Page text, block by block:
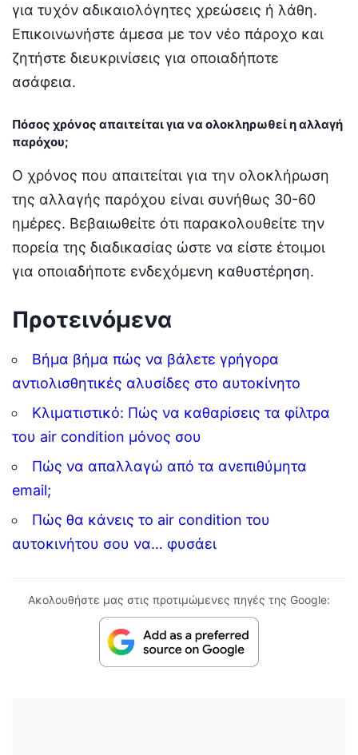
για τυχόν αδικαιολόγητες χρεώσεις ή λάθη.
Επικοινωνήστε άμεσα με τον νέο πάροχο και
ζητήστε διευκρινίσεις για οποιαδήποτε
ασάφεια.
Πόσος χρόνος απαιτείται για να ολοκληρωθεί η αλλαγή
παρόχου;
Ο χρόνος που απαιτείται για την ολοκλήρωση
της αλλαγής παρόχου είναι συνήθως 30-60
ημέρες. Βεβαιωθείτε ότι παρακολουθείτε την
πορεία της διαδικασίας ώστε να είστε έτοιμοι
για οποιαδήποτε ενδεχόμενη καθυστέρηση.
Προτεινόμενα
Βήμα βήμα πώς να βάλετε γρήγορα
αντιολισθητικές αλυσίδες στο αυτοκίνητο
Κλιματιστικό: Πώς να καθαρίσεις τα φίλτρα
του air condition μόνος σου
Πώς να απαλλαγώ από τα ανεπιθύμητα
email;
Πώς θα κάνεις το air condition του
αυτοκινήτου σου να… φυσάει
Ακολουθήστε μας στις προτιμώμενες πηγές της Google: